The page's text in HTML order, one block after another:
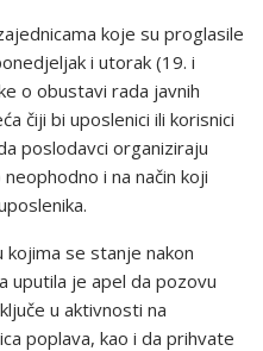
koje su proglasile
i utorak (19. i
o obustavi rada javnih
čiji bi uposlenici ili korisnici
poslodavci organiziraju
i na način koji
kojima se stanje nakon
uputila je apel da pozovu
u aktivnosti na
poplava, kao i da prihvate